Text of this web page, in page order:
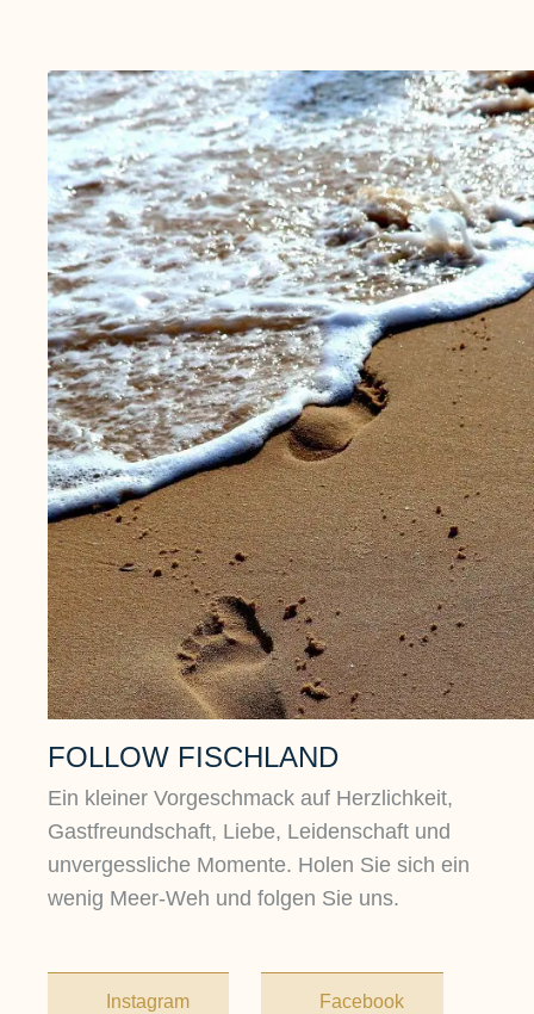
FOLLOW FISCHLAND
Ein kleiner Vorgeschmack auf Herzlichkeit,
Gastfreundschaft, Liebe, Leidenschaft und
unvergessliche Momente. Holen Sie sich ein
wenig Meer-Weh und folgen Sie uns.
Instagram Facebook